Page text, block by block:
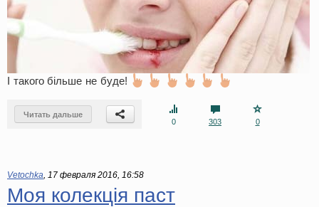
І такого більше не буде!
Читать дальше
0
303 0
Vetochka, 17 февраля 2016, 16:58
Моя колекція паст